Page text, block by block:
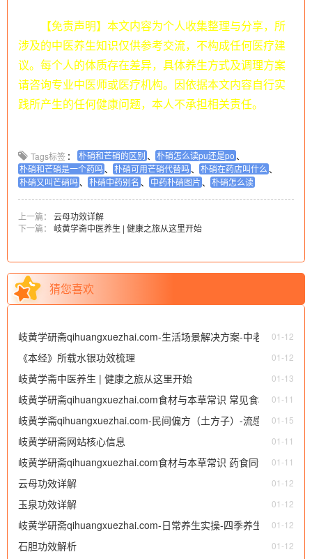
【免责声明】本文内容为个人收集整理与分享，所
涉及的中医养生知识仅供参考交流，不构成任何医疗建
议。每个人的体质存在差异，具体养生方式及调理方案
请咨询专业中医师或医疗机构。因依据本文内容自行实
践所产生的任何健康问题，本人不承担相关责任。
Tags标签 ： 朴硝和芒硝的区别、 朴硝怎么读pu还是po、
朴硝和芒硝是一个药吗、 朴硝可用芒硝代替吗、 朴硝在药店叫什么、
朴硝又叫芒硝吗、 朴硝中药别名、 中药朴硝图片、 朴硝怎么读
上一篇：
云母功效详解
下一篇：
岐黄学斋中医养生 | 健康之旅从这里开始
猜您喜欢
岐黄学研斋qihuangxuezhai.com-生活场景解决方案-中老年保健
01-12
《本经》所载水银功效梳理 01-12
岐黄学斋中医养生 | 健康之旅从这里开始 01-13
岐黄学研斋qihuangxuezhai.com食材与本草常识 常见食材养生
01-11
岐黄学斋qihuangxuezhai.com-民间偏方（土方子）-流感感冒
（2）处方
01-15
岐黄学研斋网站核心信息 01-11
岐黄学研斋qihuangxuezhai.com食材与本草常识 药食同源食材
01-11
云母功效详解 01-12
玉泉功效详解 01-12
岐黄学研斋qihuangxuezhai.com-日常养生实操-四季养生-中医
四季养生之春夏秋冬
01-12
石胆功效解析 01-12